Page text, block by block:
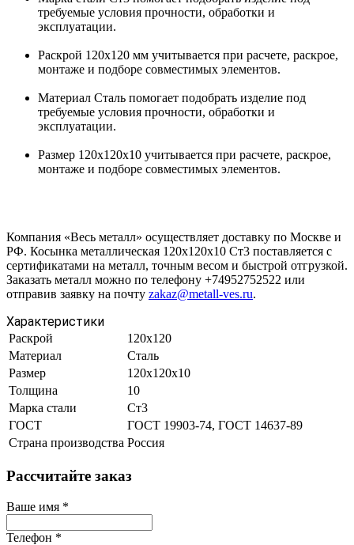
требуемые условия прочности, обработки и
эксплуатации.
Раскрой 120х120 мм учитывается при расчете, раскрое,
монтаже и подборе совместимых элементов.
Материал Сталь помогает подобрать изделие под
требуемые условия прочности, обработки и
эксплуатации.
Размер 120х120х10 учитывается при расчете, раскрое,
монтаже и подборе совместимых элементов.
Компания «Весь металл» осуществляет доставку по Москве и
РФ. Косынка металлическая 120х120х10 Ст3 поставляется с
сертификатами на металл, точным весом и быстрой отгрузкой.
Заказать металл можно по телефону +74952752522 или
отправив заявку на почту zakaz@metall-ves.ru.
Характеристики
Раскрой
120х120
Материал
Сталь
Размер
120х120х10
Толщина
10
Марка стали
Ст3
ГОСТ
ГОСТ 19903-74, ГОСТ 14637-89
Страна производства Россия
Рассчитайте заказ
Ваше имя *
Телефон *